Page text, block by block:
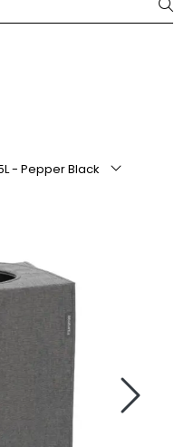
- Pepper Black